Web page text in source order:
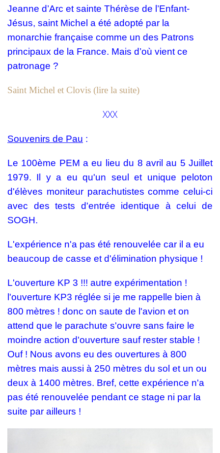
Jeanne d’Arc et sainte Thérèse de l’Enfant-
Jésus, saint Michel a été adopté par la
monarchie française comme un des Patrons
principaux de la France. Mais d’où vient ce
patronage ?
Saint Michel et Clovis (lire la suite)
XXX
Souvenirs de Pau :
Le 100ème PEM a eu lieu du 8 avril au 5 Juillet
1979. Il y a eu qu'un seul et unique peloton
d'élèves moniteur parachutistes comme celui-ci
avec des tests d'entrée identique à celui de
SOGH.
L'expérience n'a pas été renouvelée car il a eu
beaucoup de casse et d'élimination physique !
L'ouverture KP 3 !!! autre expérimentation !
l'ouverture KP3 réglée si je me rappelle bien à
800 mètres ! donc on saute de l'avion et on
attend que le parachute s'ouvre sans faire le
moindre action d'ouverture sauf rester stable !
Ouf ! Nous avons eu des ouvertures à 800
mètres mais aussi à 250 mètres du sol et un ou
deux à 1400 mètres. Bref, cette expérience n'a
pas été renouvelée pendant ce stage ni par la
suite par ailleurs !